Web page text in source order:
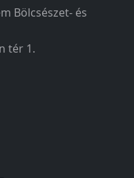
Bölcsészet- és
tér 1.